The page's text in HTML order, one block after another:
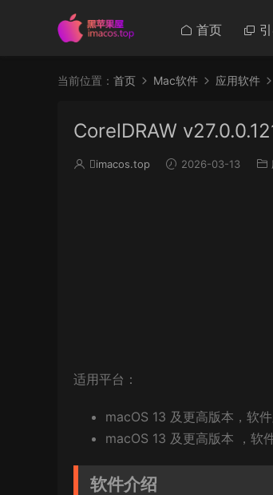
首页
当前位置： 首页 Mac软件 应用软件
CorelDRAW
imacos.top 2026-03-13
适用平台：
macOS 13 及更高版本 ，软
macOS 13 及更高版本 ，软
软件介绍